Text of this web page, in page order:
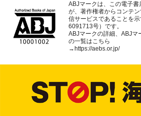
ABJマークは、この電子
が、著作権者からコンテ
信サービスであることを
6091713号）です。
ABJマークの詳細、ABJマ
の一覧はこちら
→ https://aebs.or.jp/